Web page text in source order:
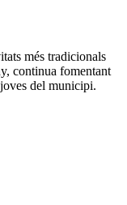
més tradicionals
continua fomentant
del municipi.